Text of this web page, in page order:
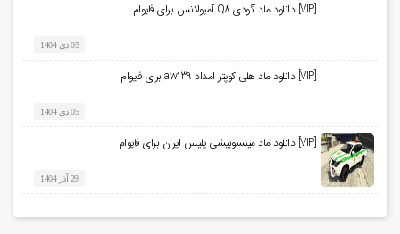
[VIP] دانلود ماد آئودی Q8 آمبولانس برای فایوام
05 دی 1404
[VIP] دانلود ماد هلی کوپتر امداد aw139 برای فایوام
05 دی 1404
[VIP] دانلود ماد میتسوبیشی پلیس ایران برای فایوام
29 آذر 1404